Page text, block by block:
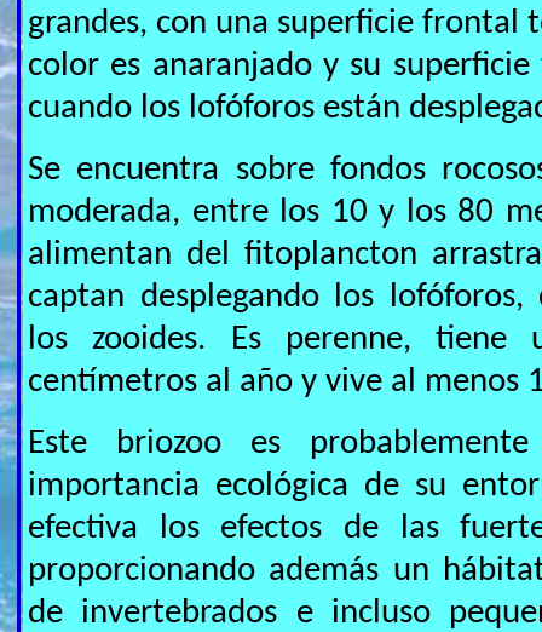
grandes, con una superficie frontal
color es anaranjado y su
cuando los lofóforos están
Se encuentra sobre fondos
moderada, entre los 10 y los 80
alimentan del fitoplancton
captan desplegando los lofóforos,
los zooides. Es perenne, tiene
centímetros al año y vive al menos
Este briozoo es
importancia ecológica de su
efectiva los efectos de las
proporcionando además un
de invertebrados e incluso